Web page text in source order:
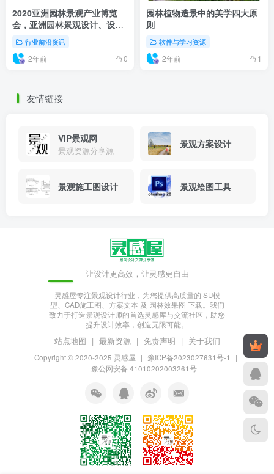
2020亚洲园林景观产业博览
会，亚洲园林景观设计、设施
及用品展
行业前沿资讯
2年前 0
园林植物造景中的美学四大原
则
软件与学习资源
2年前 1
友情链接
VIP景观网
景观资源分享源
景观方案设计
景观施工图设计 景观绘图工具
让设计更高效，让灵感更自由
灵感屋专注景观设计行业，为您提供高质量的 SU模
型、CAD施工图、方案文本 及 园林效果图 下载。我们
致力于打造景观设计师的首选灵感库与交流社区，助您
提升设计效率，创造无限可能。
站点地图 | 最新资源 | 免责声明 | 关于我们
Copyright © 2020-2025 灵感屋 | 豫ICP备2023027631号-1
|
豫公网安备 41010202003261号